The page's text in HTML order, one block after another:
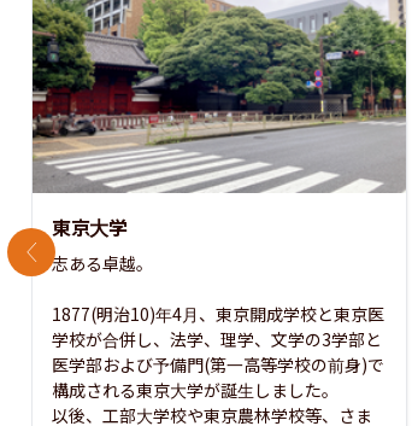
東京大学
志ある卓越。
1877(明治10)年4月、東京開成学校と東京医
学校が合併し、法学、理学、文学の3学部と
医学部および予備門(第一高等学校の前身)で
構成される東京大学が誕生しました。
以後、工部大学校や東京農林学校等、さま
前のスライド